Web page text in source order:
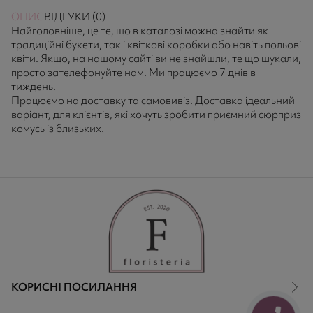
ОПИСВІДГУКИ (0)
Найголовніше, це те, що в каталозі можна знайти як
традиційні букети, так і квіткові коробки або навіть польові
квіти. Якщо, на нашому сайті ви не знайшли, те що шукали,
просто зателефонуйте нам. Ми працюємо 7 днів в
тиждень.
Працюємо на доставку та самовивіз. Доставка ідеальний
варіант, для клієнтів, які хочуть зробити приємний сюрприз
комусь із близьких.
КОРИСНІ ПОСИЛАННЯ